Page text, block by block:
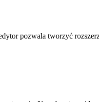
pozwala tworzyć